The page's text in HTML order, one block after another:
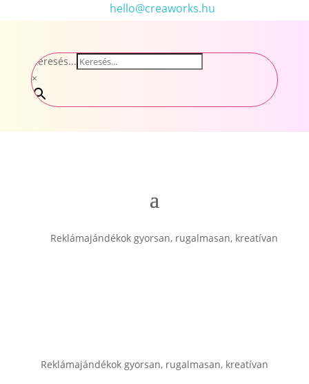
hello@creaworks.hu
Keresés...
×
Reklámajándékok gyorsan, rugalmasan, kreatívan
Reklámajándékok gyorsan, rugalmasan, kreatívan